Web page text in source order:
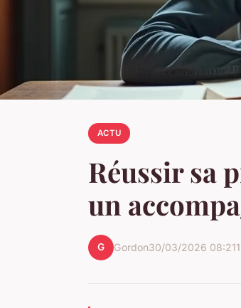
ACTU
Réussir sa
un
G Gordon30/03/2026 08:21